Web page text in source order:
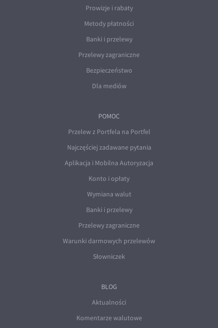
Prowizje i rabaty
Metody płatności
Banki i przelewy
Przelewy zagraniczne
Bezpieczeństwo
Dla mediów
POMOC
Przelew z Portfela na Portfel
Najczęściej zadawane pytania
Aplikacja i Mobilna Autoryzacja
Konto i opłaty
Wymiana walut
Banki i przelewy
Przelewy zagraniczne
Warunki darmowych przelewów
Słowniczek
BLOG
Aktualności
Komentarze walutowe